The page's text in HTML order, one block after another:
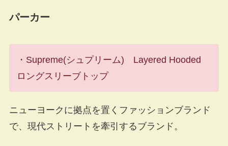
パーカー
・Supreme(シュプリーム) Layered Hooded
ロングスリーブトップ
ニューヨークに拠点を置くファッションブランド
で、現代ストリートを牽引するブランド。